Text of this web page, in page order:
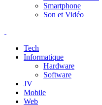
Smartphone
Son et Vidéo
Tech
Informatique
Hardware
Software
JV
Mobile
Web